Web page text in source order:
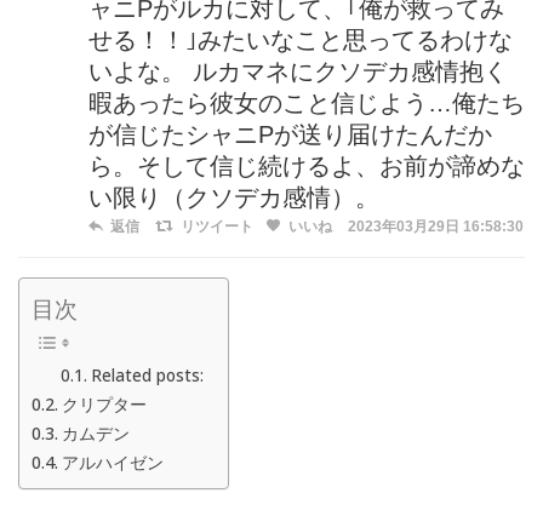
ャニPがルカに対して、｢俺が救ってみ
せる！！｣みたいなこと思ってるわけな
いよな。 ルカマネにクソデカ感情抱く
暇あったら彼女のこと信じよう…俺たち
が信じたシャニPが送り届けたんだか
ら。そして信じ続けるよ、お前が諦めな
い限り（クソデカ感情）。
返信 リツイート いいね 2023年03月29日 16:58:30
目次
Related posts:
クリプター
カムデン
アルハイゼン